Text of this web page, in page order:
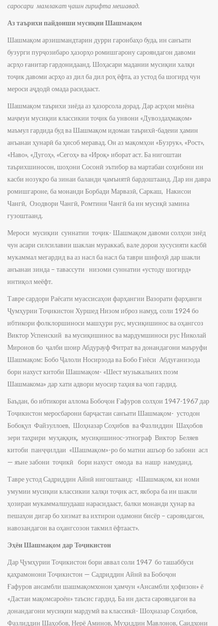
саросари мамлакат ҷашн гирифта мешавад.
Аз таърихи пайдоиши мусиқии Шашмақом
Шашмақом арзишмандтарин дурри гаронбаҳо буда, ин санъати
бузурги пурҷозибаро ҳазорҳо ромишгарону сарояндагон давоми
асрҳо ғанитар гардонидаанд. Шоҳасари мадании мусиқии халқи
тоҷик давоми асрҳо аз дил ба дил роҳ ёфта, аз устод ба шогирд чун
мероси аҷдодӣ омада расидааст.
Шашмақом таърихи зиёда аз ҳазорсола дорад. Дар асрҳои миёна
маҷмуи мусиқии классикии тоҷик ба унвони «Дувоздаҳмақом»
маъмул гардида буд ва Шашмақом идомаи таърихӣ-бадеии ҳамин
анъанаи ҳунарӣ ба ҳисоб меравад. Он аз мақомҳои «Бузрук», «Рост»,
«Наво», «Дугоҳ», «Сегоҳ» ва «Ироқ» иборат аст. Ба нигоштаи
таърихшиносон, шоҳони Сосонӣ эътибор ва мартабаи соҳибони ин
касби нозукро ба зинаи баланди ҷамъиятӣ бардоштаанд. Дар ин давра
ромишгароне, ба монанди Борбади Марвазӣ, Саркаш, Накисои
Чангӣ, Озодвори Чангӣ, Ромтини Чангӣ ба ин мусиқӣ замина
гузоштаанд.
Мероси мусиқии суннатии тоҷик- Шашмақом давоми солҳои зиёд
чун асари силсилавии шаклан мураккаб, вале дорои хусусияти касбӣ
мукаммал мегардид ва аз насл ба насл ба таври шифоҳӣ дар шакли
анъанаи зинда – тавассути низоми суннатии «устоду шогирд»
интиқол меёфт.
Тавре сардори Раёсати муассисаҳои фарҳангии Вазорати фарҳанги
Ҷумҳурии Тоҷикистон Хуршед Низом иброз намуд, соли 1924 бо
ибтикори фолклоршиноси машҳури рус, мусиқишинос ва оҳангсоз
Виктор Успенский ва мусиқишинос ва мардумшиноси рус Николай
Миронов бо ҷалби шоир Абдурауф Фитрат ва донандагони маъруфи
Шашмақом: Бобо Ҷалоли Носирзода ва Бобо Ғиёси Абдуғанизода
бори нахуст китоби Шашмақом- «Шест музыкальних поэм
Шашмакома» дар хати адвори муосир таҳия ва чоп гардид.
Баъдан, бо ибтикори аллома Бобоҷон Ғафуров солҳои 1947-1967 дар
Тоҷикистон меросбарони барҷастаи санъати Шашмақом- устодон
Бобоқул Файзуллоев, Шоҳназар Соҳибов ва Фазлиддин Шаҳобов
зери таҳрири муҳаққиқ, мусиқишинос-этнограф Виктор Беляев
китоби панҷҷилдаи «Шашмақом»-ро бо матни ашъор бо забони асл
— яъне забони тоҷикӣ бори нахуст омода ва нашр намуданд.
Тавре устод Садриддин Айнӣ нигоштаанд: «Шашмақом, ки номи
умумии мусиқии классикии халқи тоҷик аст, якбора ба ин шакли
ҳозираи мукаммалшудааш нарасидааст, балки монанди ҳунар ва
пешаҳои дигар бо хизмат ва ихтирои одамони бисёр – сарояндагон,
навозандагон ва оҳангсозон такмил ёфтааст».
Эҳёи Шашмақом дар Тоҷикистон
Дар Ҷумҳурии Тоҷикистон бори аввал соли 1947 бо ташаббуси
қаҳрамонони Тоҷикистон — Садриддин Айнӣ ва Бобоҷон
Ғафуров ансамбли шашмақомхонон ҳамчун «Ансамбли ҳофизон» ё
«Дастаи мақомсароён» таъсис гардид. Ба ин даста сарояндагон ва
донандагони мусиқии мардумӣ ва классикӣ- Шоҳназар Соҳибов,
Фазлиддин Шаҳобов, Нерё Аминов, Муҳиддин Мавлонов, Саидхони